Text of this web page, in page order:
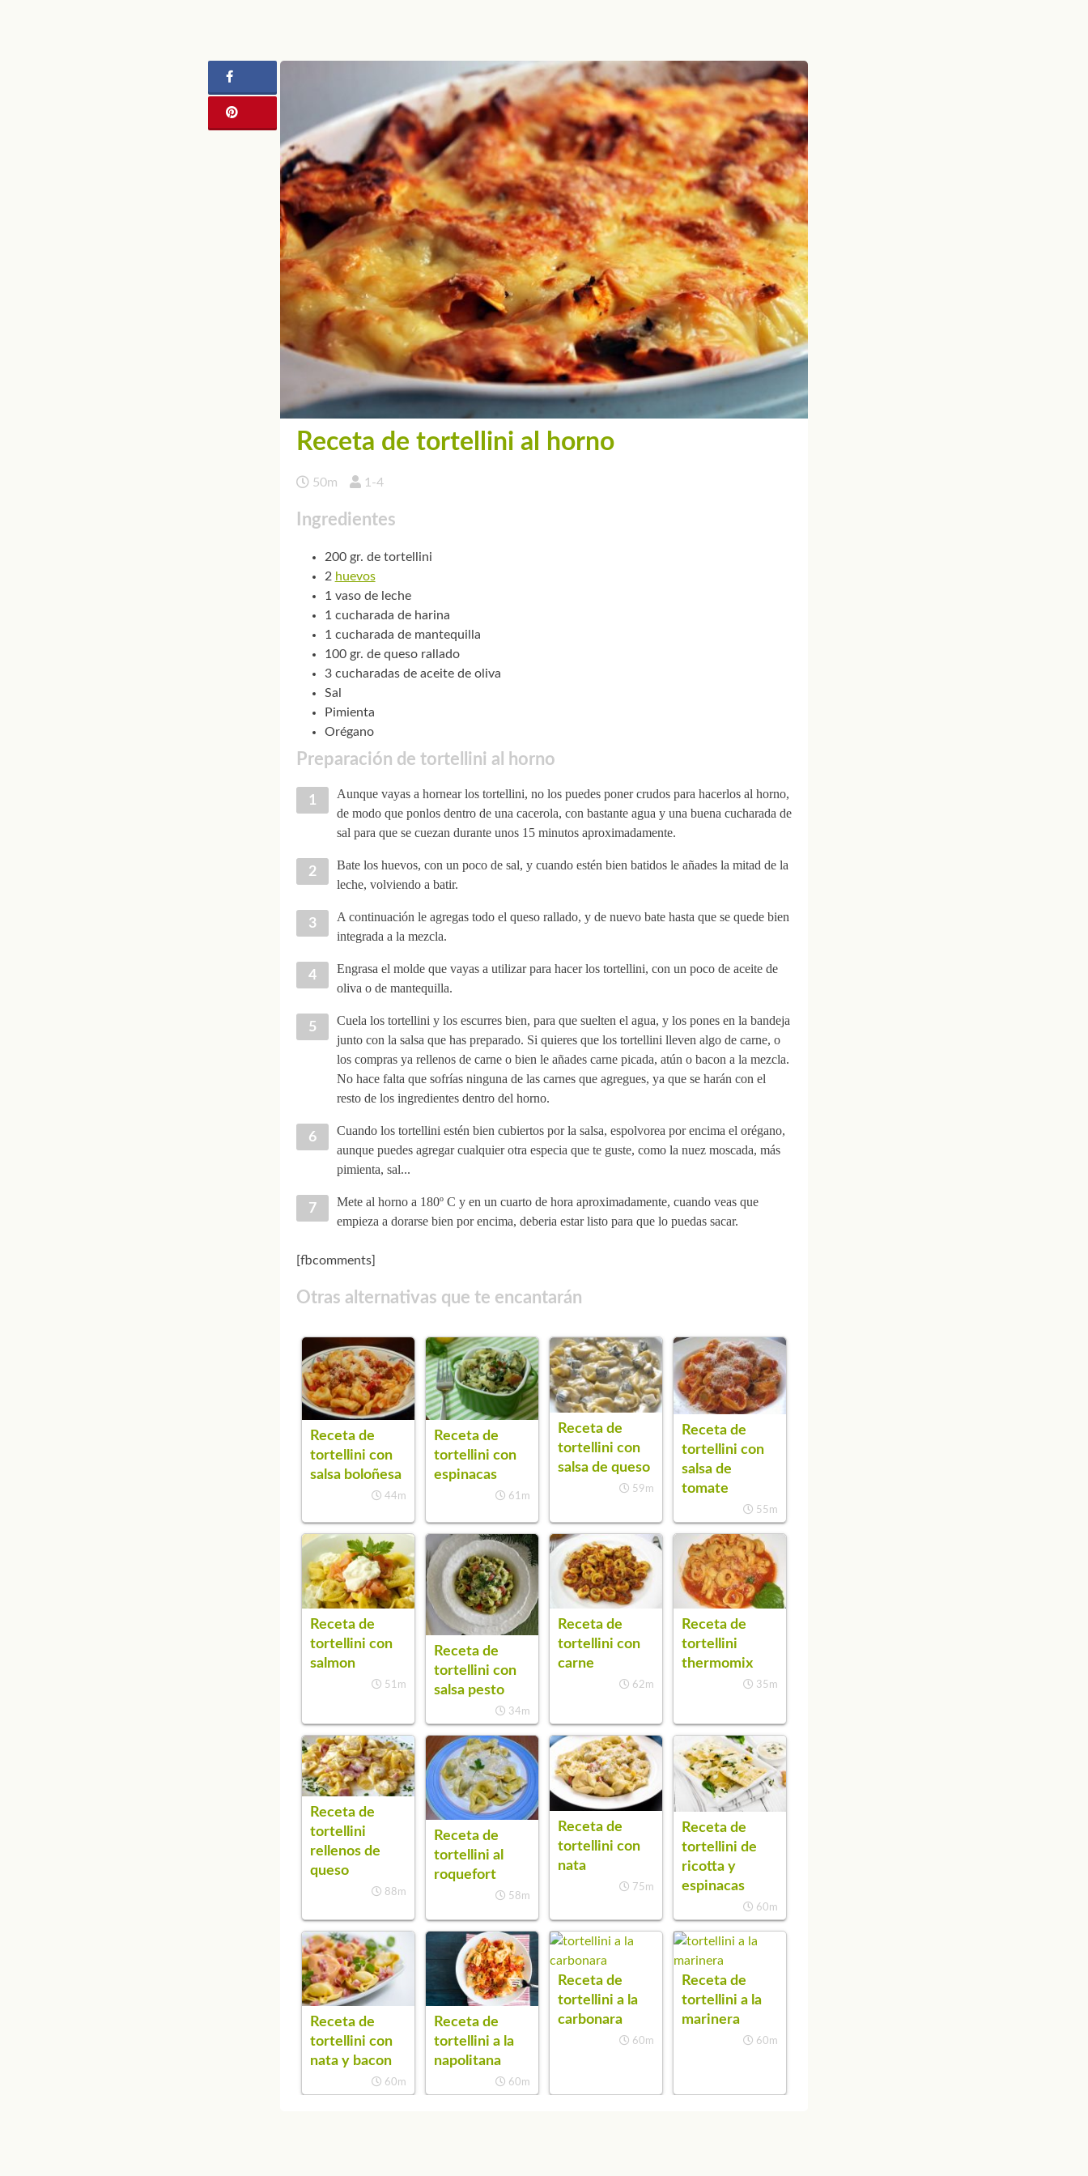
Receta de tortellini al horno
50m 1-4
Ingredientes
200 gr. de tortellini
2 huevos
1 vaso de leche
1 cucharada de harina
1 cucharada de mantequilla
100 gr. de queso rallado
3 cucharadas de aceite de oliva
Sal
Pimienta
Orégano
Preparación de tortellini al horno
Aunque vayas a hornear los tortellini, no los puedes poner crudos para hacerlos al horno,
de modo que ponlos dentro de una cacerola, con bastante agua y una buena cucharada de
sal para que se cuezan durante unos 15 minutos aproximadamente.
Bate los huevos, con un poco de sal, y cuando estén bien batidos le añades la mitad de la
leche, volviendo a batir.
A continuación le agregas todo el queso rallado, y de nuevo bate hasta que se quede bien
integrada a la mezcla.
Engrasa el molde que vayas a utilizar para hacer los tortellini, con un poco de aceite de
oliva o de mantequilla.
Cuela los tortellini y los escurres bien, para que suelten el agua, y los pones en la bandeja
junto con la salsa que has preparado. Si quieres que los tortellini lleven algo de carne, o
los compras ya rellenos de carne o bien le añades carne picada, atún o bacon a la mezcla.
No hace falta que sofrías ninguna de las carnes que agregues, ya que se harán con el
resto de los ingredientes dentro del horno.
Cuando los tortellini estén bien cubiertos por la salsa, espolvorea por encima el orégano,
aunque puedes agregar cualquier otra especia que te guste, como la nuez moscada, más
pimienta, sal...
Mete al horno a 180º C y en un cuarto de hora aproximadamente, cuando veas que
empieza a dorarse bien por encima, deberia estar listo para que lo puedas sacar.
[fbcomments]
Otras alternativas que te encantarán
Receta de
tortellini con
salsa boloñesa
44m
Receta de
tortellini con
espinacas
61m
Receta de
tortellini con
salsa de queso
59m
Receta de
tortellini con
salsa de
tomate
55m
Receta de
tortellini con
salmon
51m
Receta de
tortellini con
salsa pesto
34m
Receta de
tortellini con
carne
62m
Receta de
tortellini
thermomix
35m
Receta de
tortellini
rellenos de
queso
88m
Receta de
tortellini al
roquefort
58m
Receta de
tortellini con
nata
75m
Receta de
tortellini de
ricotta y
espinacas
60m
Receta de
tortellini con
nata y bacon
60m
Receta de
tortellini a la
napolitana
60m
Receta de
tortellini a la
carbonara
60m
Receta de
tortellini a la
marinera
60m